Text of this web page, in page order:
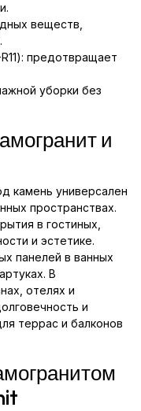
веществ,
предотвращает
уборки без
и
камень универсален
пространствах.
в гостиных,
и эстетике.
панелей в ванных
В
отелях и
и
террас и балконов